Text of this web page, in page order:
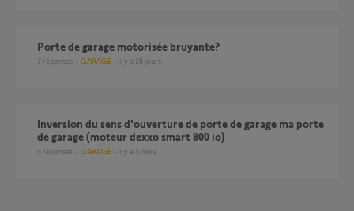
Porte de garage motorisée bruyante?
7 réponses GARAGE il y a 28 jours
inversion du sens d'ouverture de porte de garage ma porte
de garage (moteur dexxo smart 800 io)
9 réponses GARAGE il y a 3 mois